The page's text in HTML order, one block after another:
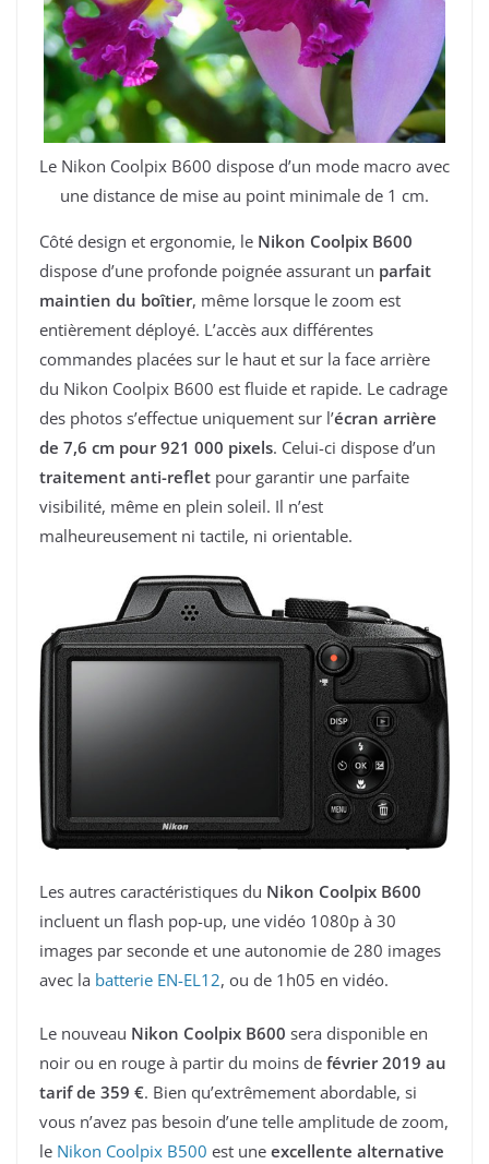
Le Nikon Coolpix B600 dispose d’un mode macro avec
une distance de mise au point minimale de 1 cm.
Côté design et ergonomie, le Nikon Coolpix B600
dispose d’une profonde poignée assurant un parfait
maintien du boîtier, même lorsque le zoom est
entièrement déployé. L’accès aux différentes
commandes placées sur le haut et sur la face arrière
du Nikon Coolpix B600 est fluide et rapide. Le cadrage
des photos s’effectue uniquement sur l’écran arrière
de 7,6 cm pour 921 000 pixels. Celui-ci dispose d’un
traitement anti-reflet pour garantir une parfaite
visibilité, même en plein soleil. Il n’est
malheureusement ni tactile, ni orientable.
Les autres caractéristiques du Nikon Coolpix B600
incluent un flash pop-up, une vidéo 1080p à 30
images par seconde et une autonomie de 280 images
avec la batterie EN-EL12, ou de 1h05 en vidéo.
Le nouveau Nikon Coolpix B600 sera disponible en
noir ou en rouge à partir du moins de février 2019 au
tarif de 359 €. Bien qu’extrêmement abordable, si
vous n’avez pas besoin d’une telle amplitude de zoom,
le Nikon Coolpix B500 est une excellente alternative